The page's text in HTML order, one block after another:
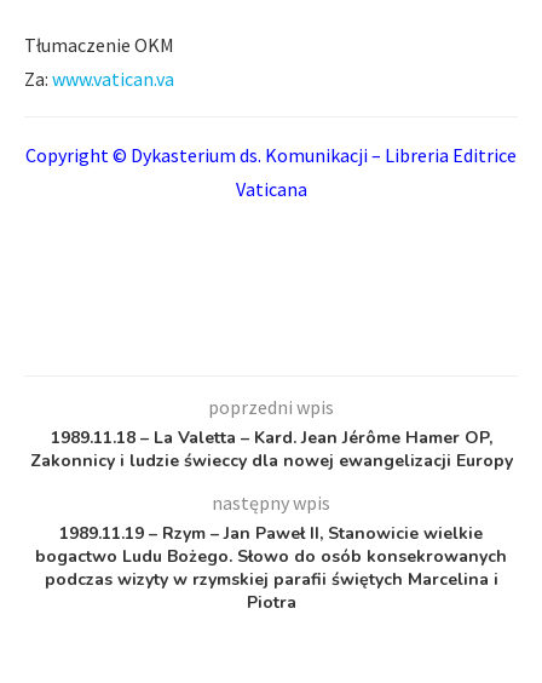
Tłumaczenie OKM
Za: www.vatican.va
Copyright © Dykasterium ds. Komunikacji – Libreria Editrice
Vaticana
poprzedni wpis
1989.11.18 – La Valetta – Kard. Jean Jérôme Hamer OP,
Zakonnicy i ludzie świeccy dla nowej ewangelizacji Europy
następny wpis
1989.11.19 – Rzym – Jan Paweł II, Stanowicie wielkie
bogactwo Ludu Bożego. Słowo do osób konsekrowanych
podczas wizyty w rzymskiej parafii świętych Marcelina i
Piotra